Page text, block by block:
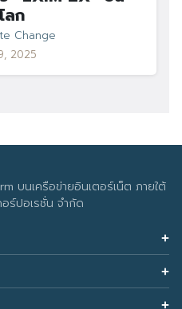
ลก
Change
2025
บนเครือข่ายอินเตอร์เน็ต ภายใต้
ร์ปอเรชั่น จำกัด